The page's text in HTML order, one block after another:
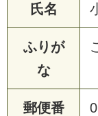
氏名
ふりが
な
郵便番